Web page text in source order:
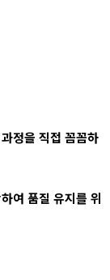
정을 직접 꼼꼼하
여 품질 유지를 위